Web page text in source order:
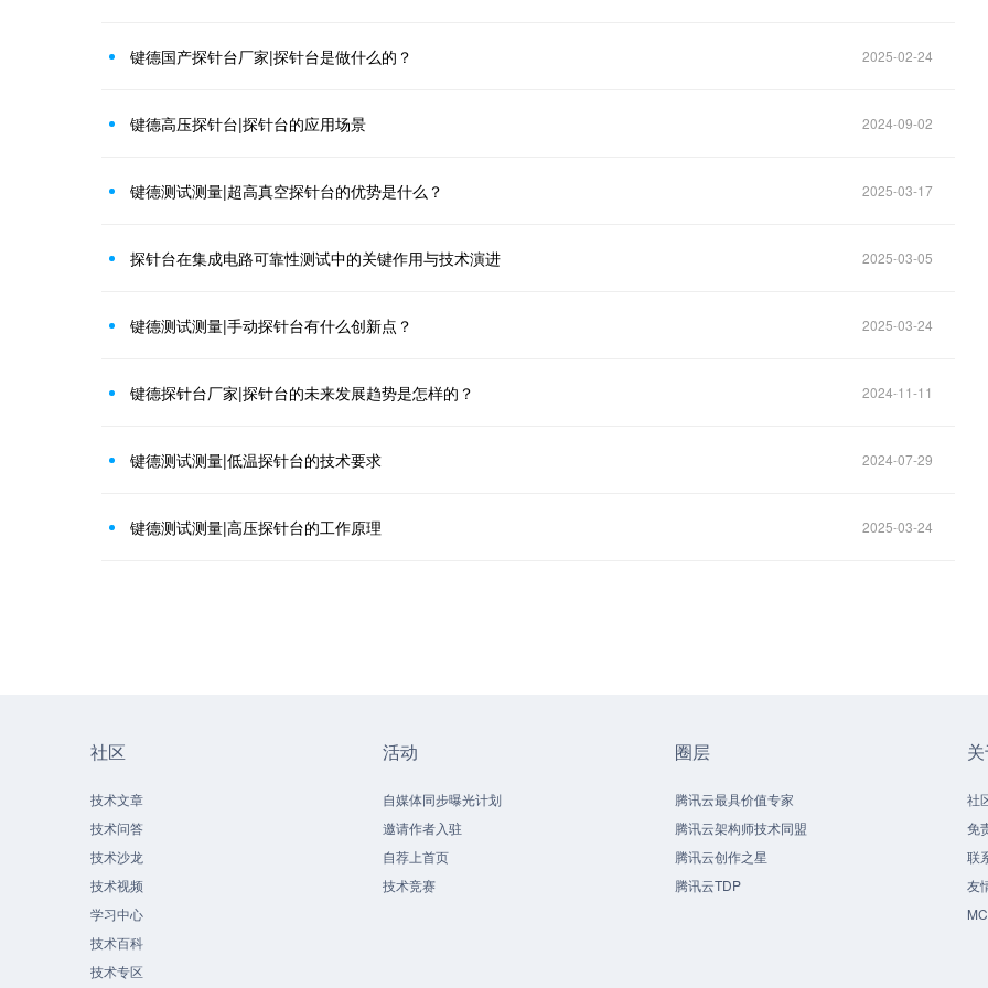
键德国产探针台厂家|探针台是做什么的？ 2025-02-24
键德高压探针台|探针台的应用场景 2024-09-02
键德测试测量|超高真空探针台的优势是什么？ 2025-03-17
探针台在集成电路可靠性测试中的关键作用与技术演进 2025-03-05
键德测试测量|手动探针台有什么创新点？ 2025-03-24
键德探针台厂家|探针台的未来发展趋势是怎样的？ 2024-11-11
键德测试测量|低温探针台的技术要求 2024-07-29
键德测试测量|高压探针台的工作原理 2025-03-24
社区
技术文章
技术问答
技术沙龙
技术视频
学习中心
技术百科
技术专区
活动
自媒体同步曝光计划
邀请作者入驻
自荐上首页
技术竞赛
圈层
腾讯云最具价值专家
腾讯云架构师技术同盟
腾讯云创作之星
腾讯云TDP
社
免
联
友